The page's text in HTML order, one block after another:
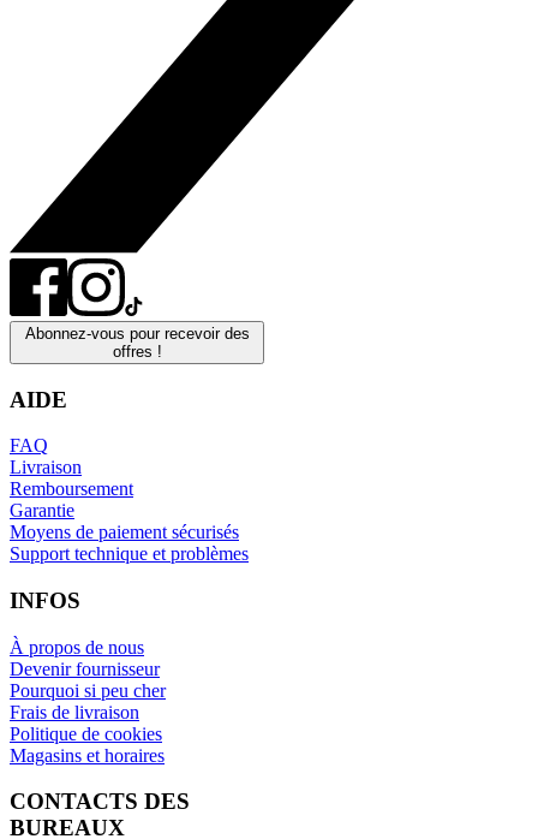
Abonnez-vous pour recevoir des
offres !
AIDE
FAQ
Livraison
Remboursement
Garantie
Moyens de paiement sécurisés
Support technique et problèmes
INFOS
À propos de nous
Devenir fournisseur
Pourquoi si peu cher
Frais de livraison
Politique de cookies
Magasins et horaires
CONTACTS DES
BUREAUX